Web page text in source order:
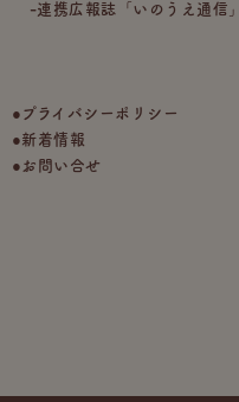
連携広報誌「いのうえ通信」
プライバシーポリシー
新着情報
お問い合せ